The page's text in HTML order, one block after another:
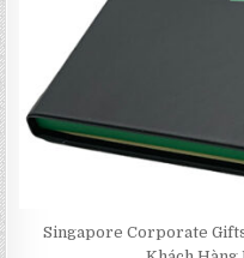
Singapore Corporate